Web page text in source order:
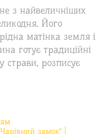
з найвеличніших
Його
матінка земля і
готує традиційні
страви, розписує
замок"